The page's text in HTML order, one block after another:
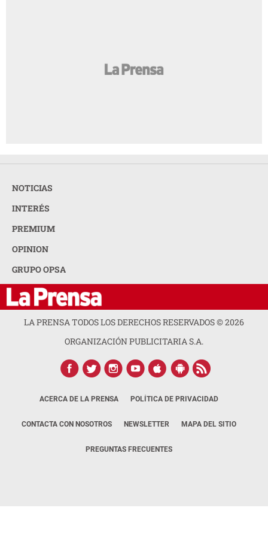
NOTICIAS
INTERÉS
PREMIUM
OPINION
GRUPO OPSA
LA PRENSA TODOS LOS DERECHOS RESERVADOS ©2026
ORGANIZACIÓN PUBLICITARIA S.A.
ACERCA DE LA PRENSA POLÍTICA DE PRIVACIDAD
CONTACTA CON NOSOTROS NEWSLETTER MAPA DEL SITIO
PREGUNTAS FRECUENTES